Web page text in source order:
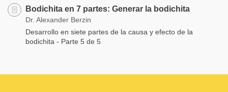
Bodichita en 7 partes: Generar la bodichita
Dr. Alexander Berzin
Desarrollo en siete partes de la causa y efecto de la
bodichita - Parte 5 de 5